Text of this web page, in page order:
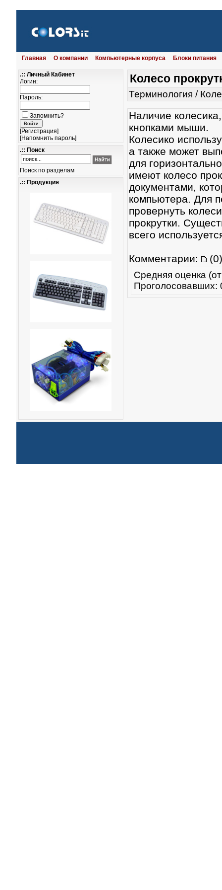
Главная О компании Компьютерные корпуса Блоки питания
.:: Личный Кабинет
Логин:
Пароль:
Запомнить?
[Регистрация]
[Напомнить пароль]
.:: Поиск
Поиск по разделам
.:: Продукция
Колесо
Терминология /
Наличие
кнопками мыши.
Колесико
а также может
для
имеют колесо
документами,
компьютера. Для
провернуть
прокрутки.
всего
Комментарии: (0)
Средняя оценка
Проголосовавших: